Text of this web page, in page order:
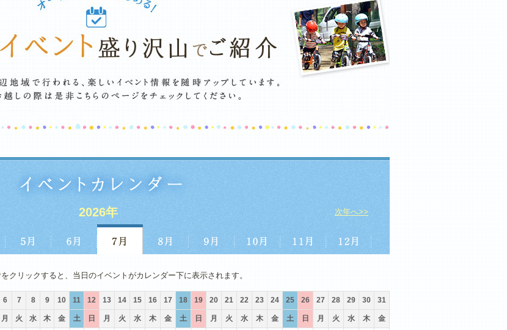
2026年 次年へ>>
クリックすると、当日のイベントがカレンダー下に表示されます。
6 7 8 9 10 11 12 13 14 15 16 17 18 19 20 21 22 23 24 25 26 27 28 29 30 31
月 火 水 木 金 土 日 月 火 水 木 金 土 日 月 火 水 木 金 土 日 月 火 水 木 金